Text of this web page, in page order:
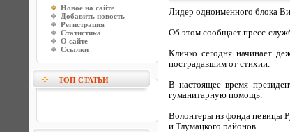
Новое на сайте
Добавить новость
Регистрация
Статистика
О сайте
Ссылки
ТОП СТАТЬИ
Лидер одноименного блока
Об этом сообщает пресс-
Кличко сегодня начинает
пострадавшим от стихии.
В настоящее время
гуманитарную помощь.
Волонтеры из фонда певицы
и Тлумацкого районов.